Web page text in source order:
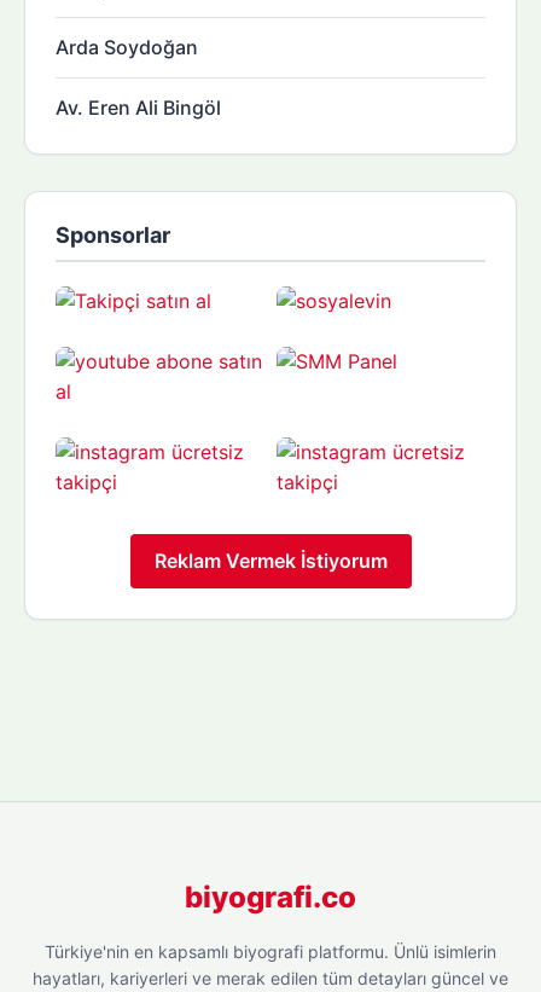
Arda Soydoğan
Av. Eren Ali Bingöl
Sponsorlar
Reklam Vermek İstiyorum
biyografi.co
Türkiye'nin en kapsamlı biyografi platformu. Ünlü isimlerin
hayatları, kariyerleri ve merak edilen tüm detayları güncel ve